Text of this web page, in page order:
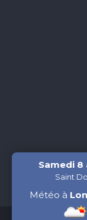
Samedi
Saint
Météo à